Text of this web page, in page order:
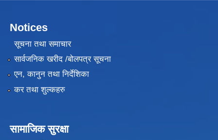
Notices
सूचना तथा समाचार
सार्वजनिक खरीद /बोलपत्र सूचना
एन, कानुन तथा निर्देशिका
कर तथा शुल्कहरु
सामाजिक सुरक्षा